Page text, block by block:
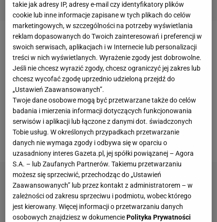
37 minut na parkiecie, 21 zdobytych punktów, 11
zbiórek, 13 asyst - to statystyki LeBrona Jamesa,
który rozegrał kolejny kapitalnymeczw barwachLos
Angeles Lakers. Gwiazdor poprowadził drużynę
"Jeziorowców" do kolejnego, piątego już zwycięstwa
w sezonie. Zespół Franka Vogela w nocy z niedzieli
na poniedziałekpolskiegoczasu pokonał San
Antonio Spurs 103:96.
takie jak adresy IP, adresy e-mail czy identyfikatory plików
cookie lub inne informacje zapisane w tych plikach do celów
marketingowych, w szczególności na potrzeby wyświetlania
reklam dopasowanych do Twoich zainteresowań i preferencji w
swoich serwisach, aplikacjach i w Internecie lub personalizacji
treści w nich wyświetlanych. Wyrażenie zgody jest dobrowolne.
Jeśli nie chcesz wyrazić zgody, chcesz ograniczyć jej zakres lub
chcesz wycofać zgodę uprzednio udzieloną przejdź do
„Ustawień Zaawansowanych”.
Twoje dane osobowe mogą być przetwarzane także do celów
badania i mierzenia informacji dotyczących funkcjonowania
serwisów i aplikacji lub łączone z danymi dot. świadczonych
Tobie usług. W określonych przypadkach przetwarzanie
danych nie wymaga zgody i odbywa się w oparciu o
uzasadniony interes Gazeta.pl, jej spółki powiązanej – Agora
S.A. – lub Zaufanych Partnerów. Takiemu przetwarzaniu
możesz się sprzeciwić, przechodząc do „Ustawień
Zaawansowanych” lub przez kontakt z administratorem – w
zależności od zakresu sprzeciwu i podmiotu, wobec którego
jest kierowany. Więcej informacji o przetwarzaniu danych
osobowych znajdziesz w dokumenciePolityka Prywatności